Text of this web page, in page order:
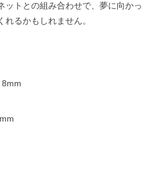
ットとの組み合わせで、夢に向かっ
るかもしれません。
8mm